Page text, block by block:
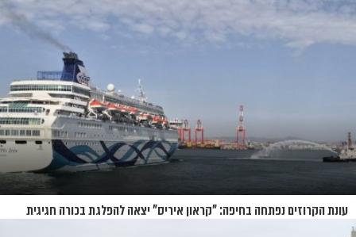
עונת הקרוזים נפתחה בחיפה: "קראון איריס" יצאה להפלגת בכורה חגיגית